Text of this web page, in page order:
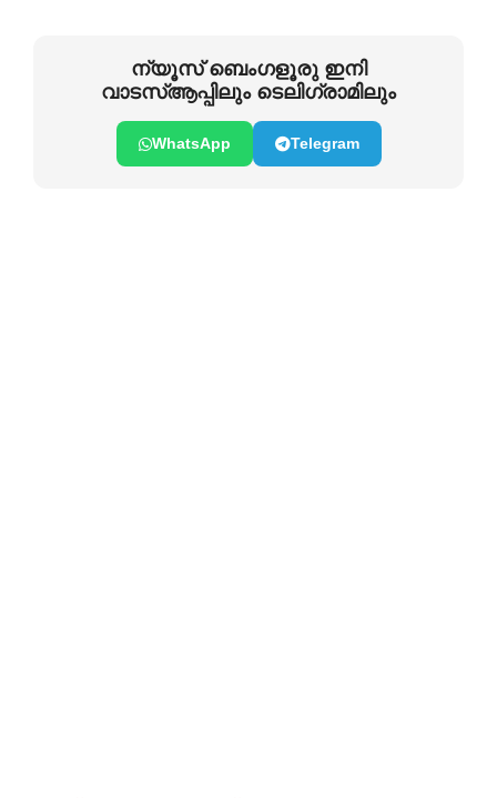
ന്യൂസ് ബെംഗളൂരു ഇനി
വാടസ്ആപ്പിലും ടെലിഗ്രാമിലും
WhatsApp Telegram